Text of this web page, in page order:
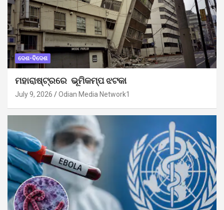
ଦେଶ-ବିଦେଶ
ମହାରାଷ୍ଟ୍ରରେ ଭୂମିକମ୍ପ ଝଟକା
July 9, 2026 Odian Media Network1